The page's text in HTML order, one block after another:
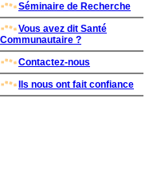
Séminaire de Recherche
Vous avez dit Santé
Communautaire ?
Contactez-nous
Ils nous ont fait confiance